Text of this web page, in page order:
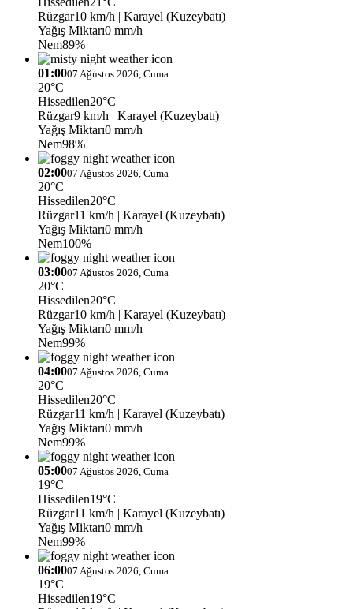
Rüzgar10 km/h | Karayel (Kuzeybatı)
Yağış Miktarı0 mm/h
Nem89%
01:0007 Ağustos 2026, Cuma
20°C
Hissedilen20°C
Rüzgar9 km/h | Karayel (Kuzeybatı)
Yağış Miktarı0 mm/h
Nem98%
02:0007 Ağustos 2026, Cuma
20°C
Hissedilen20°C
Rüzgar11 km/h | Karayel (Kuzeybatı)
Yağış Miktarı0 mm/h
Nem100%
03:0007 Ağustos 2026, Cuma
20°C
Hissedilen20°C
Rüzgar10 km/h | Karayel (Kuzeybatı)
Yağış Miktarı0 mm/h
Nem99%
04:0007 Ağustos 2026, Cuma
20°C
Hissedilen20°C
Rüzgar11 km/h | Karayel (Kuzeybatı)
Yağış Miktarı0 mm/h
Nem99%
05:0007 Ağustos 2026, Cuma
19°C
Hissedilen19°C
Rüzgar11 km/h | Karayel (Kuzeybatı)
Yağış Miktarı0 mm/h
Nem99%
06:0007 Ağustos 2026, Cuma
19°C
Hissedilen19°C